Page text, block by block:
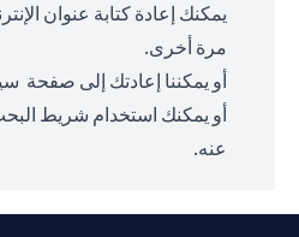
مرة أخرى.
أو يمكننا إعادتك إلى صفحة
أو يمكنك استخدام شريط
عنه.